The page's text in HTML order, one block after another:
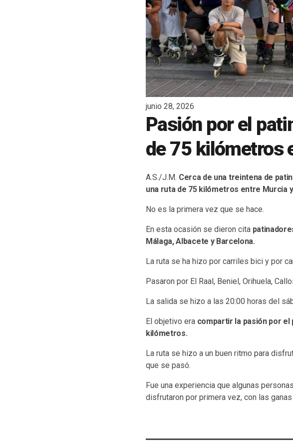
junio 28, 2026
Pasión por el
de 75 kilómetros
A.S./J.M. Cerca de una treintena de
una ruta de 75 kilómetros entre Murcia
No es la primera vez que se hace.
En esta ocasión se dieron cita
Málaga, Albacete y Barcelona.
La ruta se ha hizo por carriles bici y por
Pasaron por El Raal, Beniel, Orihuela,
La salida se hizo a las 20:00 horas del
El objetivo era compartir la pasión por
kilómetros.
La ruta se hizo a un buen ritmo para
que se pasó.
Fue una experiencia que algunas
disfrutaron por primera vez, con las